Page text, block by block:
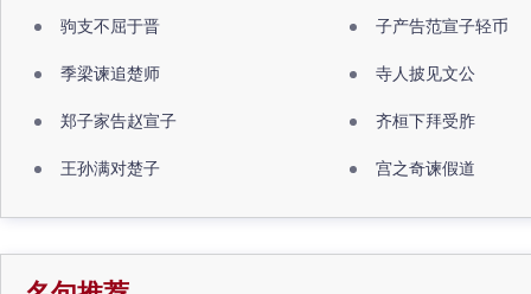
驹支不屈于晋 子产告范宣子轻币
季梁谏追楚师 寺人披见文公
郑子家告赵宣子 齐桓下拜受胙
王孙满对楚子 宫之奇谏假道